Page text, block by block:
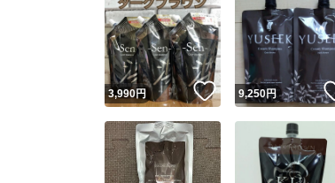
3,990円 いいね！
9,250円